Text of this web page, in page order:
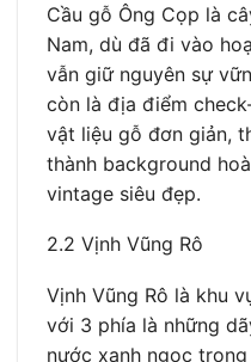
Cầu gỗ Ông Cọp là
Nam, dù đã đi vào
vẫn giữ nguyên sự
còn là địa điểm
vật liệu gỗ đơn giản,
thành background
vintage siêu đẹp.
2.2 Vịnh Vũng Rô
Vịnh Vũng Rô là khu
với 3 phía là những
nước xanh ngọc